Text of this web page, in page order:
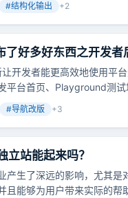
#结构化输出 +2
好多好东西之开发者
开发者能更高效地使用平
平台首页、Playground测试
#导航改版 +3
立站能起来吗？
产生了深远的影响，尤其
能够为用户带来实际的帮